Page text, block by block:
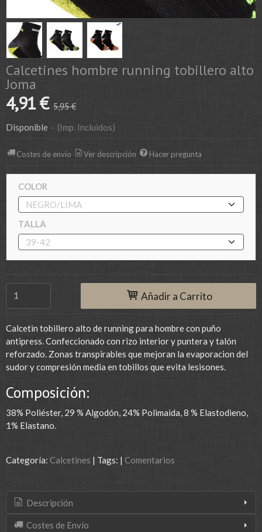
Calcetines hombre running tobillero alto
Joma
4,91 € 5,95 €
Disponible - (Imp. Incluidos)
Costes de envío Ver descripción Hacer pregunta
COLOR
TALLA
Añadir a Carrito
Calcetin tobillero alto de running para hombre con puño
antipress. Confeccionado con rizo interior y puntera y talón
reforzado. Zonas transpirables que mejoran la evaporacion del
sudor y compresión media en tobillos que evita lesisones.
Composición:
38% Poliéster, 29 % Algodón, 24% Polimaida, 8 % Elastodieno,
1% Elastano.
Categoría: Calcetines | Tags: | Comentarios
Descripción
Costes de Envío